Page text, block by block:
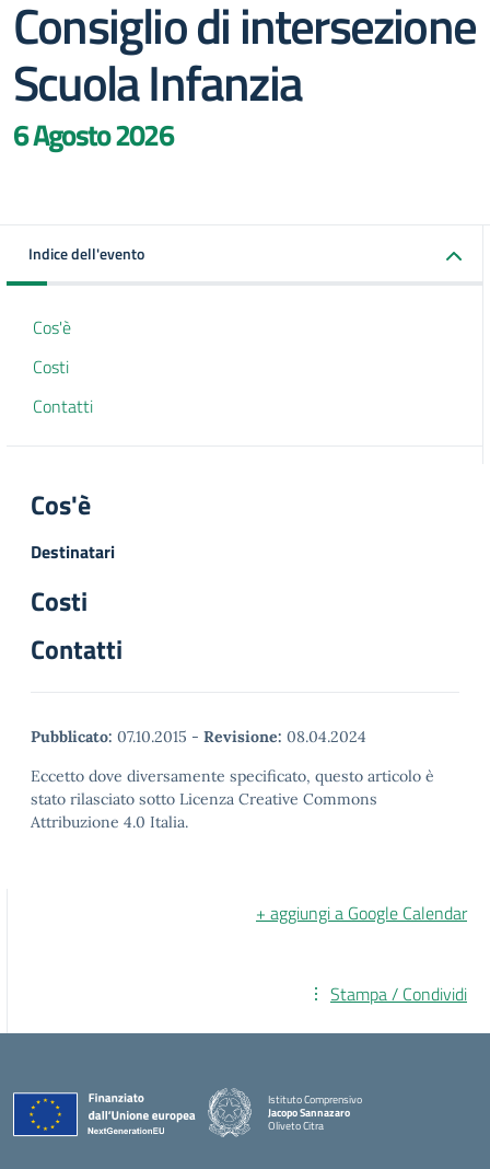
Consiglio di intersezione
Scuola Infanzia
6 Agosto 2026
Indice dell'evento
Cos'è
Costi
Contatti
Cos'è
Destinatari
Costi
Contatti
Pubblicato: 07.10.2015 - Revisione: 08.04.2024
Eccetto dove diversamente specificato, questo articolo è
stato rilasciato sotto Licenza Creative Commons
Attribuzione 4.0 Italia.
+ aggiungi a Google Calendar
Stampa / Condividi
Istituto Comprensivo
Jacopo Sannazaro
Oliveto Citra